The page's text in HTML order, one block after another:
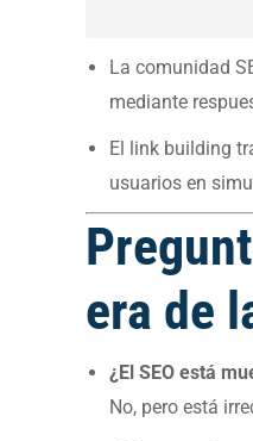
La comunidad
mediante
El link building
usuarios en
era de
¿El SEO está
No, pero está